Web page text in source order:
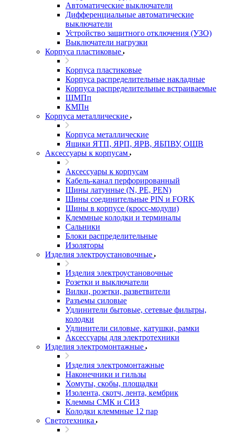
Автоматические выключатели
Дифференциальные автоматические
выключатели
Устройство защитного отключения (УЗО)
Выключатели нагрузки
Корпуса пластиковые
Корпуса пластиковые
Корпуса распределительные накладные
Корпуса распределительные встраиваемые
ЩМПп
КМПн
Корпуса металлические
Корпуса металлические
Ящики ЯТП, ЯРП, ЯРВ, ЯБПВУ, ОЩВ
Аксессуары к корпусам
Аксессуары к корпусам
Кабель-канал перфорированный
Шины латунные (N, PE, PEN)
Шины соединительные PIN и FORK
Шины в корпусе (кросс-модули)
Клеммные колодки и терминалы
Сальники
Блоки распределительные
Изоляторы
Изделия электроустановочные
Изделия электроустановочные
Розетки и выключатели
Вилки, розетки, разветвители
Разъемы силовые
Удлинители бытовые, сетевые фильтры,
колодки
Удлинители силовые, катушки, рамки
Аксессуары для электротехники
Изделия электромонтажные
Изделия электромонтажные
Наконечники и гильзы
Хомуты, скобы, площадки
Изолента, скотч, лента, кембрик
Клеммы СМК и СИЗ
Колодки клеммные 12 пар
Светотехника